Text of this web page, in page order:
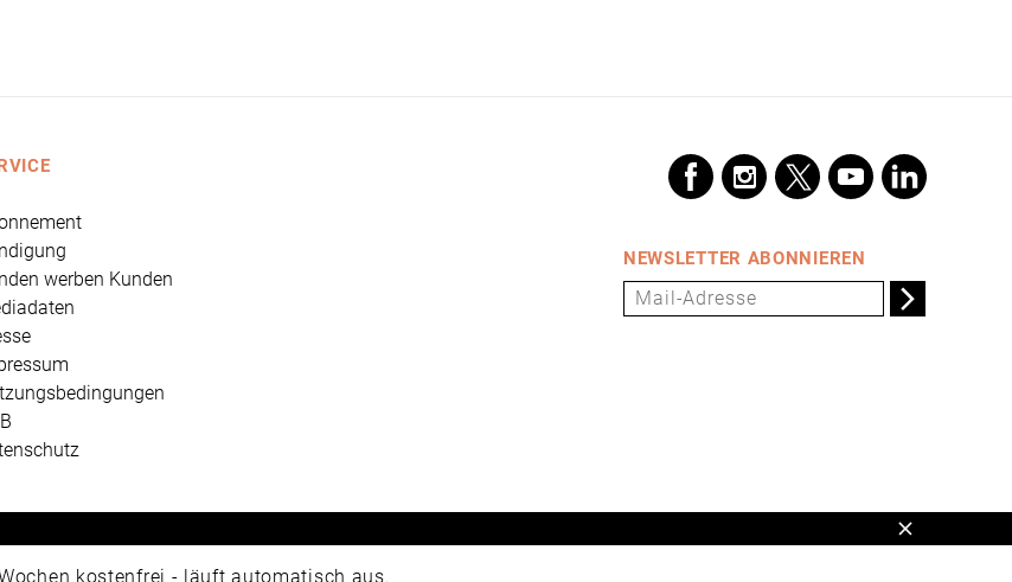
werben Kunden
NEWSLETTER ABONNIEREN
kostenfrei - läuft automatisch aus.
Schließen